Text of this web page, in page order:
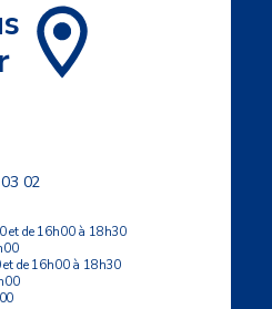
02
et de 16h00 à 18h30
et de 16h00 à 18h30